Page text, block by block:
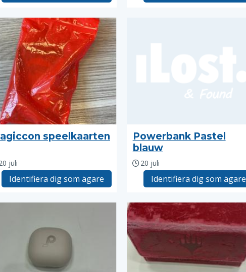
speelkaarten
juli
Identifiera dig som ägare
Powerbank Pastel
blauw
20 juli
Identifiera dig som ägare